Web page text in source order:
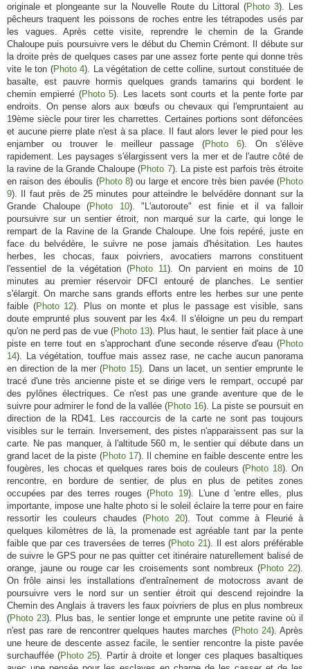
originale et plongeante sur la Nouvelle Route du Littoral (Photo 3). Les
pêcheurs traquent les poissons de roches entre les tétrapodes usés par
les vagues. Après cette visite, reprendre le chemin de la Grande
Chaloupe puis poursuivre vers le début du Chemin Crémont. Il débute sur
la droite près de quelques cases par une assez forte pente qui donne très
vite le ton (Photo 4). La végétation de cette colline, surtout constituée de
basalte, est pauvre hormis quelques grands tamarins qui bordent le
chemin empierré (Photo 5). Les lacets sont courts et la pente forte par
endroits. On pense alors aux bœufs ou chevaux qui l'empruntaient au
19ème siècle pour tirer les charrettes. Certaines portions sont défoncées
et aucune pierre plate n'est à sa place. Il faut alors lever le pied pour les
enjamber ou trouver le meilleur passage (Photo 6). On s'élève
rapidement. Les paysages s'élargissent vers la mer et de l'autre côté de
la ravine de la Grande Chaloupe (Photo 7). La piste est parfois très étroite
en raison des éboulis (Photo 8) ou large et encore très bien pavée (Photo
9). Il faut près de 25 minutes pour atteindre le belvédère donnant sur la
Grande Chaloupe (Photo 10). "L'autoroute" est finie et il va falloir
poursuivre sur un sentier étroit, non marqué sur la carte, qui longe le
rempart de la Ravine de la Grande Chaloupe. Une fois repéré, juste en
face du belvédère, le suivre ne pose jamais d'hésitation. Les hautes
herbes, les chocas, faux poivriers, avocatiers marrons constituent
l'essentiel de la végétation (Photo 11). On parvient en moins de 10
minutes au premier réservoir DFCI entouré de planches. Le sentier
s'élargit. On marche sans grands efforts entre les herbes sur une pente
faible (Photo 12). Plus on monte et plus le passage est visible, sans
doute emprunté plus souvent par les 4x4. Il s'éloigne un peu du rempart
qu'on ne perd pas de vue (Photo 13). Plus haut, le sentier fait place à une
piste en terre tout en s'approchant d'une seconde réserve d'eau (Photo
14). La végétation, touffue mais assez rase, ne cache aucun panorama
en direction de la mer (Photo 15). Dans un lacet, un sentier emprunte le
tracé d'une très ancienne piste et se dirige vers le rempart, occupé par
des pylônes électriques. Ce n'est pas une grande aventure que de le
suivre pour admirer le fond de la vallée (Photo 16). La piste se poursuit en
direction de la RD41. Les raccourcis de la carte ne sont pas toujours
visibles sur le terrain. Inversement, des pistes n'apparaissent pas sur la
carte. Ne pas manquer, à l'altitude 560 m, le sentier qui débute dans un
grand lacet de la piste (Photo 17). Il chemine en faible descente entre les
fougères, les chocas et quelques rares bois de couleurs (Photo 18). On
rencontre, en bordure de sentier, de plus en plus de petites zones
occupées par des terres rouges (Photo 19). L'une d 'entre elles, plus
importante, impose une halte photo si le soleil éclaire la terre pour en faire
ressortir les couleurs chaudes (Photo 20). Tout comme à Fleurié à
quelques kilomètres de là, la promenade est agréable tant par la pente
faible que par ces traversées de terres (Photo 21). Il est alors préférable
de suivre le GPS pour ne pas quitter cet itinéraire naturellement balisé de
orange, jaune ou rouge car les croisements sont nombreux (Photo 22).
On frôle ainsi les installations d'entraînement de motocross avant de
poursuivre vers le nord sur un sentier étroit qui descend rejoindre la
Chemin des Anglais à travers les faux poivriers de plus en plus nombreux
(Photo 23). Plus bas, le sentier longe et emprunte une petite ravine où il
n'est pas rare de rencontrer quelques hautes marches (Photo 24). Après
une heure de descente assez facile, le sentier rencontre la piste pavée
surchauffée (Photo 25). Partir à droite et longer ces plaques basaltiques